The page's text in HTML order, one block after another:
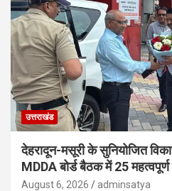
उत्तराखंड
देहरादून-मसूरी के सुनियोजित
MDDA बोर्ड बैठक में 25 महत्वपूर्ण
August 6, 2026 adminsatya